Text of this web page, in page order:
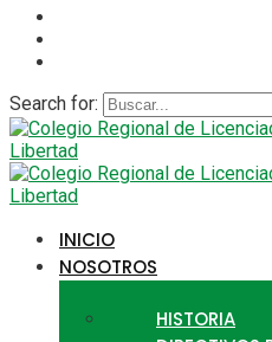
Search for:
INICIO
NOSOTROS
HISTORIA